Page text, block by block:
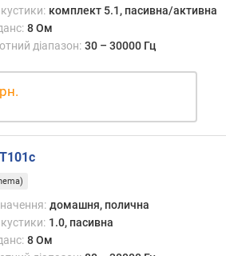
комплект 5.1, пасивна/активна
8 Ом
діапазон: 30 – 30000 Гц
домашня, полична
1.0, пасивна
8 Ом